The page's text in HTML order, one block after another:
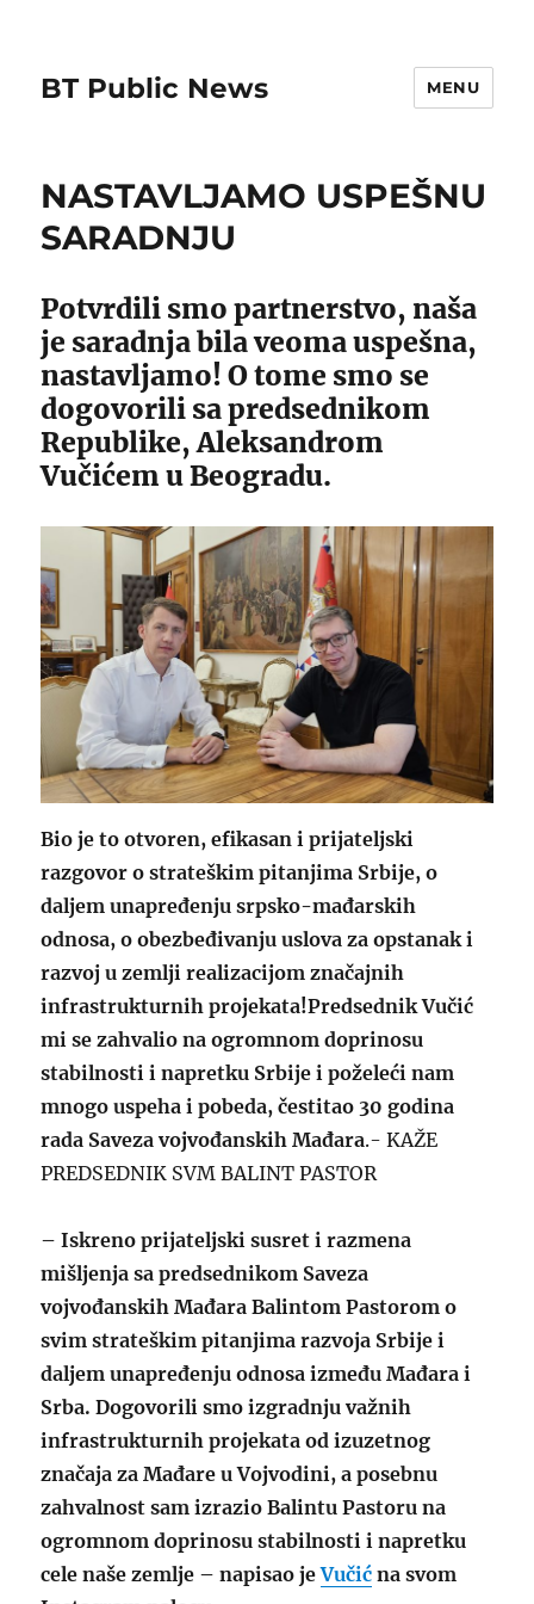
BT Public News MENU
NASTAVLJAMO USPEŠNU
SARADNJU
Potvrdili smo partnerstvo, naša
je saradnja bila veoma uspešna,
nastavljamo! O tome smo se
dogovorili sa predsednikom
Republike, Aleksandrom
Vučićem u Beogradu.
Bio je to otvoren, efikasan i prijateljski
razgovor o strateškim pitanjima Srbije, o
daljem unapređenju srpsko-mađarskih
odnosa, o obezbeđivanju uslova za opstanak i
razvoj u zemlji realizacijom značajnih
infrastrukturnih projekata!Predsednik Vučić
mi se zahvalio na ogromnom doprinosu
stabilnosti i napretku Srbije i poželeći nam
mnogo uspeha i pobeda, čestitao 30 godina
rada Saveza vojvođanskih Mađara.- KAŽE
PREDSEDNIK SVM BALINT PASTOR
– Iskreno prijateljski susret i razmena
mišljenja sa predsednikom Saveza
vojvođanskih Mađara Balintom Pastorom o
svim strateškim pitanjima razvoja Srbije i
daljem unapređenju odnosa između Mađara i
Srba. Dogovorili smo izgradnju važnih
infrastrukturnih projekata od izuzetnog
značaja za Mađare u Vojvodini, a posebnu
zahvalnost sam izrazio Balintu Pastoru na
ogromnom doprinosu stabilnosti i napretku
cele naše zemlje – napisao jeVučić na svom